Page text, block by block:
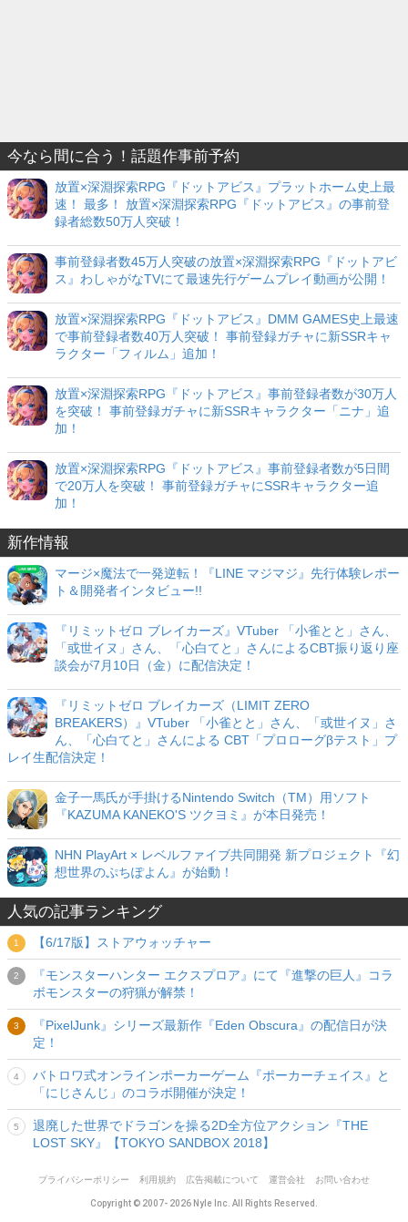
今なら間に合う！話題作事前予約
放置×深淵探索RPG『ドットアビス』プラットホーム史上最
速！ 最多！ 放置×深淵探索RPG『ドットアビス』の事前登
録者総数50万人突破！
事前登録者数45万人突破の放置×深淵探索RPG『ドットアビ
ス』わしゃがなTVにて最速先行ゲームプレイ動画が公開！
放置×深淵探索RPG『ドットアビス』DMM GAMES史上最速
で事前登録者数40万人突破！ 事前登録ガチャに新SSRキャ
ラクター「フィルム」追加！
放置×深淵探索RPG『ドットアビス』事前登録者数が30万人
を突破！ 事前登録ガチャに新SSRキャラクター「ニナ」追
加！
放置×深淵探索RPG『ドットアビス』事前登録者数が5日間
で20万人を突破！ 事前登録ガチャにSSRキャラクター追
加！
新作情報
マージ×魔法で一発逆転！『LINE マジマジ』先行体験レポー
ト＆開発者インタビュー!!
『リミットゼロ ブレイカーズ』VTuber 「小雀とと」さん、
「或世イヌ」さん、「心白てと」さんによるCBT振り返り座
談会が7月10日（金）に配信決定！
『リミットゼロ ブレイカーズ（LIMIT ZERO
BREAKERS）』VTuber 「小雀とと」さん、「或世イヌ」さ
ん、「心白てと」さんによる CBT「プロローグβテスト」プ
レイ生配信決定！
金子一馬氏が手掛けるNintendo Switch（TM）用ソフト
『KAZUMA KANEKO'S ツクヨミ』が本日発売！
NHN PlayArt × レベルファイブ共同開発 新プロジェクト『幻
想世界のぷちぽよん』が始動！
人気の記事ランキング
【6/17版】ストアウォッチャー
『モンスターハンター エクスプロア』にて『進撃の巨人』コラ
ボモンスターの狩猟が解禁！
『PixelJunk』シリーズ最新作『Eden Obscura』の配信日が決
定！
バトロワ式オンラインポーカーゲーム『ポーカーチェイス』と
「にじさんじ」のコラボ開催が決定！
退廃した世界でドラゴンを操る2D全方位アクション『THE
LOST SKY』【TOKYO SANDBOX 2018】
プライバシーポリシー 利用規約 広告掲載について 運営会社 お問い合わせ
Copyright © 2007- 2026 Nyle Inc. All Rights Reserved.